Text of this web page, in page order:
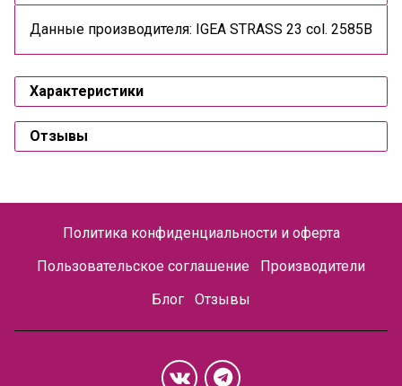
Данные производителя: IGEA STRASS 23 col. 2585В
Характеристики
Отзывы
Политика конфиденциальности и оферта
Пользовательское соглашение
Производители
Блог
Отзывы